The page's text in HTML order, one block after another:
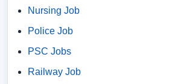
Nursing Job
Police Job
PSC Jobs
Railway Job